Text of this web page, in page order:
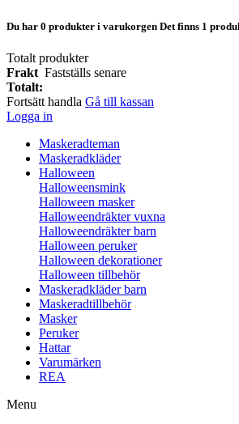
Du har 0 produkter i varukorgen Det finns 1
Totalt produkter
Frakt Fastställs senare
Totalt:
Fortsätt handla Gå till kassan
Logga in
Maskeradteman
Maskeradkläder
Halloween
Halloweensmink
Halloween masker
Halloweendräkter vuxna
Halloweendräkter barn
Halloween peruker
Halloween dekorationer
Halloween tillbehör
Maskeradkläder barn
Maskeradtillbehör
Masker
Peruker
Hattar
Varumärken
REA
Menu